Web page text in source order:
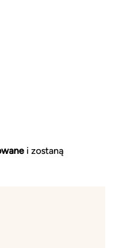
i zostaną